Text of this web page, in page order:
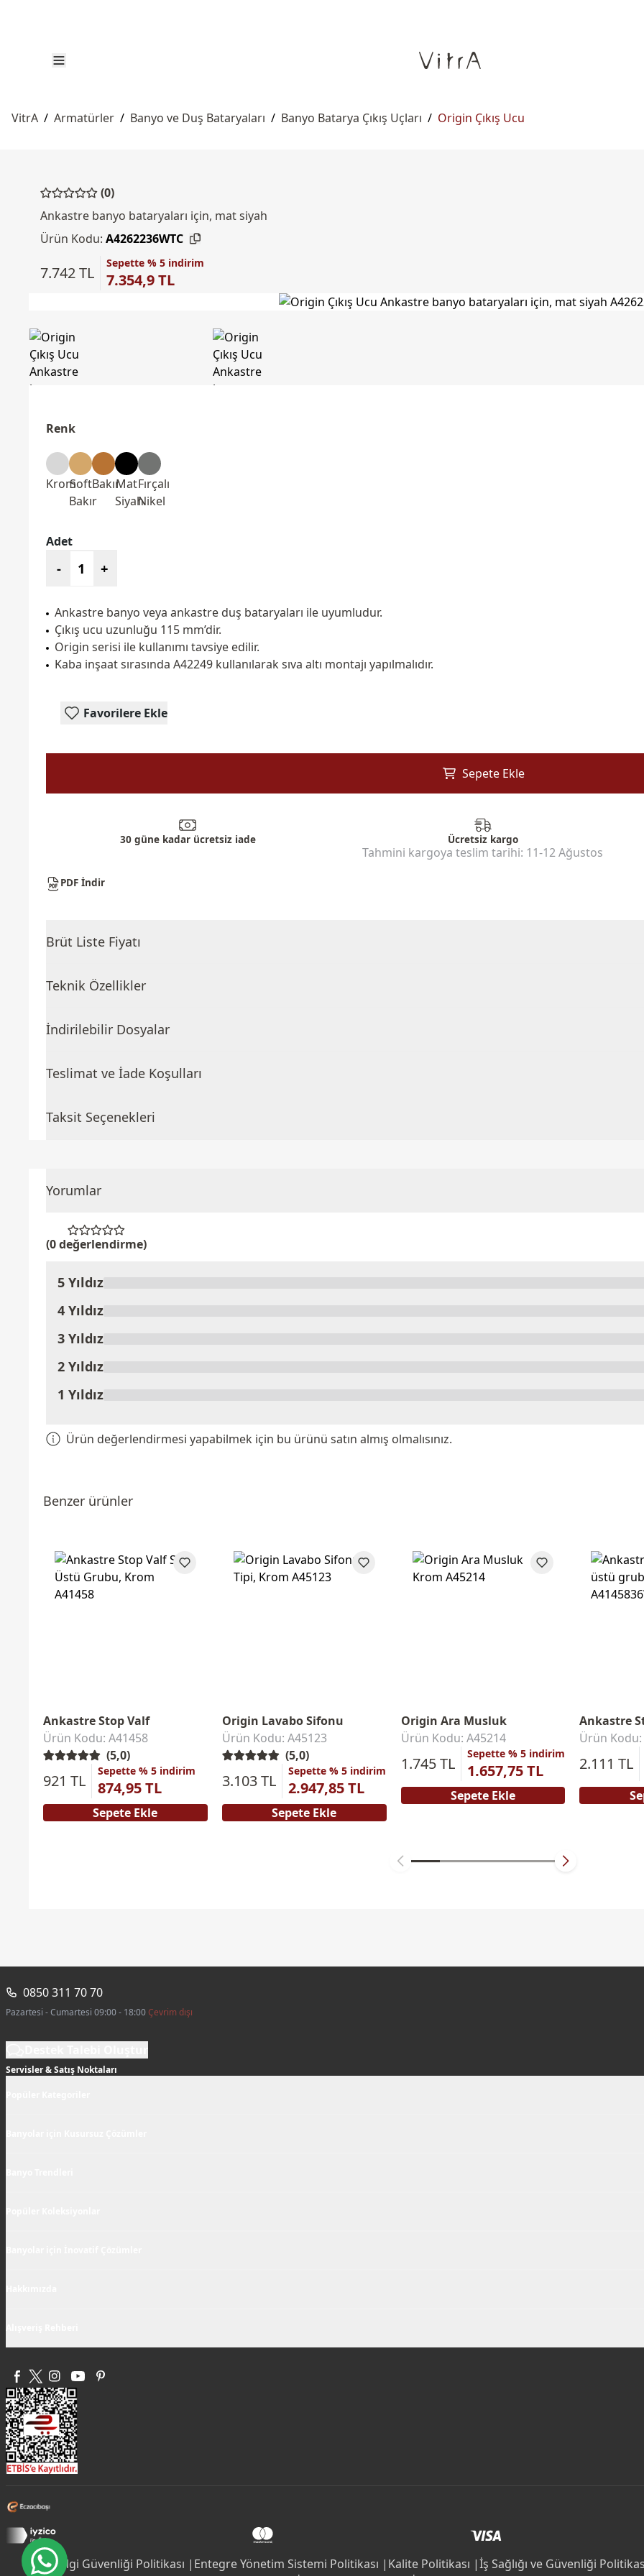
VitrA / Armatürler / Banyo ve Duş Bataryaları / Banyo Batarya Çıkış Uçları / Origin Çıkış Ucu
(0)
Ankastre banyo bataryaları için, mat siyah
Ürün Kodu: A4262236WTC
7.742 TL
Sepette % 5 indirim
7.354,9 TL
Renk
KromSoft
Bakır
BakırMat
Siyah
Fırçalı
Nikel
Adet
- +
Ankastre banyo veya ankastre duş bataryaları ile uyumludur.
Çıkış ucu uzunluğu 115 mm’dir.
Origin serisi ile kullanımı tavsiye edilir.
Kaba inşaat sırasında A42249 kullanılarak sıva altı montajı yapılmalıdır.
Favorilere Ekle
Sepete Ekle
30 güne kadar ücretsiz iade Ücretsiz kargo
Tahmini kargoya teslim tarihi: 11-12 Ağustos
PDF İndir
Brüt Liste Fiyatı
Teknik Özellikler
İndirilebilir Dosyalar
Teslimat ve İade Koşulları
Taksit Seçenekleri
Yorumlar
(0 değerlendirme)
Ürünü Değerlendir
5 Yıldız
4 Yıldız
3 Yıldız
2 Yıldız
1 Yıldız
Ürün değerlendirmesi yapabilmek için bu ürünü satın almış olmalısınız.
Benzer ürünler
Ankastre Stop Valf
Ürün Kodu: A41458
(5,0)
921 TL
Sepette % 5 indirim
874,95 TL
Sepete Ekle
Origin Lavabo Sifonu
Ürün Kodu: A45123
(5,0)
3.103 TL
Sepette % 5 indirim
2.947,85 TL
Sepete Ekle
Origin Ara Musluk
Ürün Kodu: A45214
1.745 TL
Sepette % 5 indirim
1.657,75 TL
Sepete Ekle
Ankastre
Ürün Kodu:
2.111 TL
0850 311 70 70
Pazartesi - Cumartesi 09:00 - 18:00Çevrim dışı
Servisler & Satış Noktaları
Bilgi Güvenliği Politikası | Entegre Yönetim Sistemi Politikası | Kalite Politikası |İş Sağlığı ve Güvenliği